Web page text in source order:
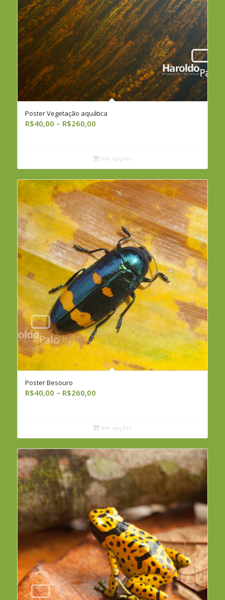
Poster Vegetação aquática
R$40,00 – R$260,00Faixa
R$40,00
através
R$260,00
Ver opções
Poster Besouro
R$40,00 – R$260,00Faixa
R$40,00
através
R$260,00
Ver opções